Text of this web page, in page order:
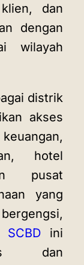
dan
dengan
wilayah
distrik
akses
hotel
pusat
yang
ini
dan